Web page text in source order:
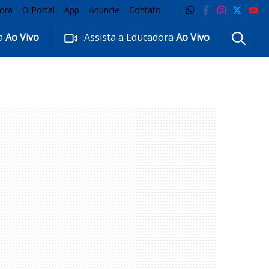
O Portal App Anuncie Contato
Ao Vivo Assista a EducadoraAo Vivo